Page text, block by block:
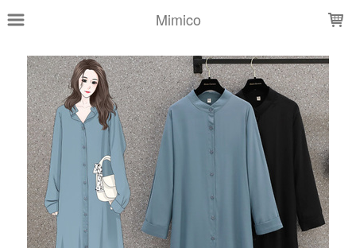
Mimico